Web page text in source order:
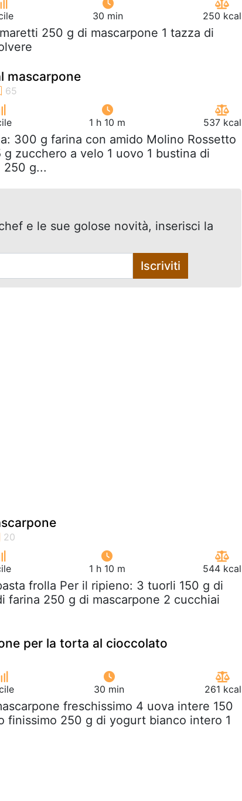
30 min 250 kcal
250 g di mascarpone 1 tazza di
mascarpone
1 h 10 m 537 kcal
300 g farina con amido Molino Rossetto
zucchero a velo 1 uovo 1 bustina di
250 g...
e le sue golose novità, inserisci la
Iscriviti
1 h 10 m 544 kcal
frolla Per il ripieno: 3 tuorli 150 g di
farina 250 g di mascarpone 2 cucchiai
per la torta al cioccolato
30 min 261 kcal
freschissimo 4 uova intere 150
finissimo 250 g di yogurt bianco intero 1